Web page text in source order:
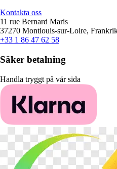
Kontakta oss
11 rue Bernard Maris
37270 Montlouis-sur-Loire,
+33 1 86 47 62 58
Säker betalning
Handla tryggt på vår sida